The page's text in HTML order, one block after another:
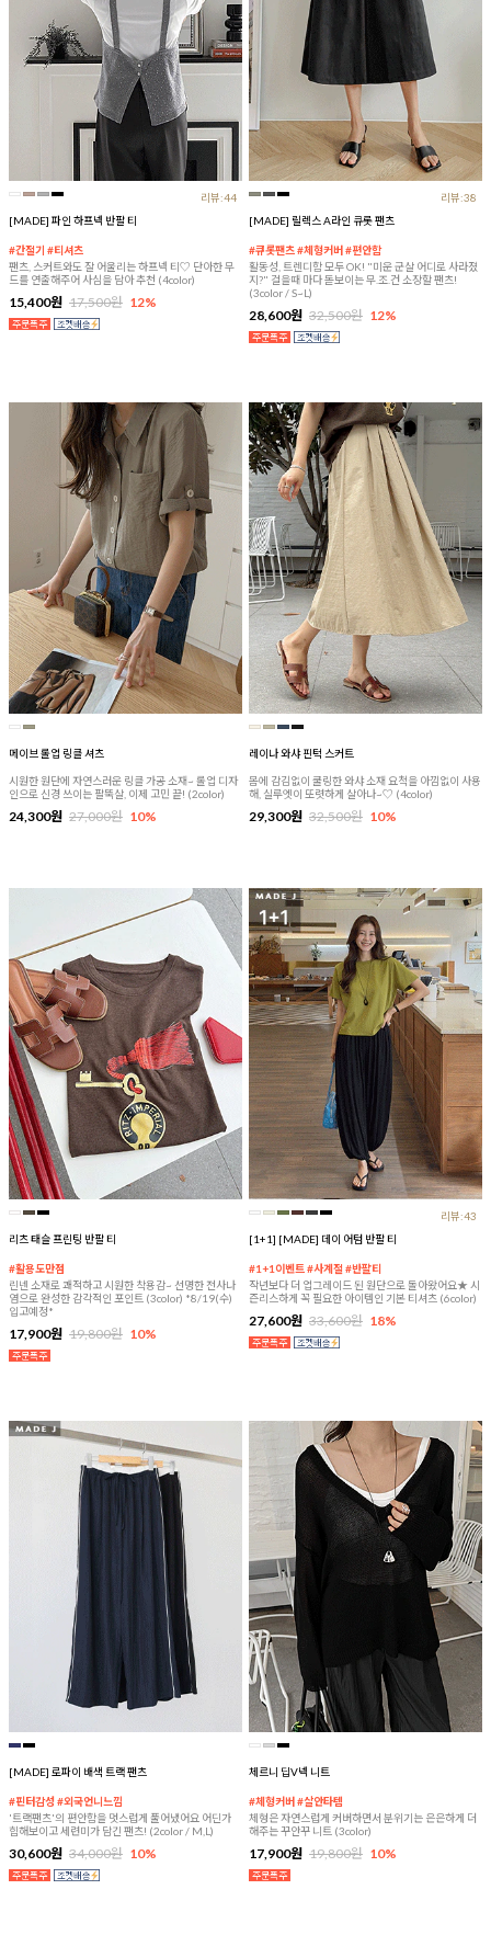
리뷰:44
[MADE] 파인 하프넥 반팔 티
#간절기 #티셔츠
팬츠, 스커트와도 잘 어울리는 하프넥 티♡ 단아한 무
드를 연출해주어 사심을 담아 추천 (4color)
15,400원 17,500원 12%
리뷰:38
[MADE] 릴렉스 A라인 큐롯 팬츠
#큐롯팬츠 #체형커버 #편안함
활동성, 트렌디함 모두 OK! "미운 군살 어디로 사라졌
지?" 걸을때 마다 돋보이는 무.조.건 소장할 팬츠!
(3color / S~L)
28,600원 32,500원 12%
메이브 롤업 링클 셔츠
시원한 원단에 자연스러운 링클 가공 소재~ 롤업 디자
인으로 신경 쓰이는 팔뚝살, 이제 고민 끝! (2color)
24,300원 27,000원 10%
레이나 와샤 핀턱 스커트
몸에 감김없이 쿨링한 와샤 소재 요척을 아낌없이 사용
해, 실루엣이 또렷하게 살아나~♡ (4color)
29,300원 32,500원 10%
리츠 태슬 프린팅 반팔 티
#활용도만점
린넨 소재로 쾌적하고 시원한 착용감~ 선명한 전사나
염으로 완성한 감각적인 포인트 (3color) *8/19(수)
입고예정*
17,900원 19,800원 10%
리뷰:43
[1+1] [MADE] 데이 어텀 반팔 티
#1+1이벤트 #사계절 #반팔티
작년보다 더 업그레이드 된 원단으로 돌아왔어요★ 시
즌리스하게 꼭 필요한 아이템인 기본 티셔츠 (6color)
27,600원 33,600원 18%
[MADE] 로파이 배색 트랙 팬츠
#핀터감성 #외국언니느낌
'트랙팬츠'의 편안함을 멋스럽게 풀어냈어요 어딘가
힙해보이고 세련미가 담긴 팬츠! (2color / M,L)
30,600원 34,000원 10%
체르니 딥V넥 니트
#체형커버 #살안타템
체형은 자연스럽게 커버하면서 분위기는 은은하게 더
해주는 꾸안꾸 니트 (3color)
17,900원 19,800원 10%